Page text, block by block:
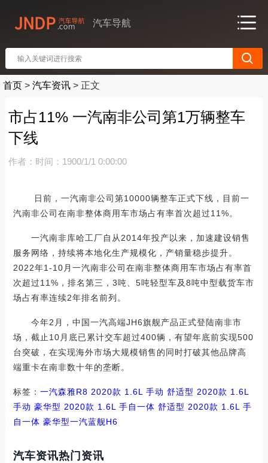
汽车导航
首页 > 汽车资讯 > 正文
市占11% 一汽南非公司第1万辆整车
下线
作者： 时间：1900/1/1 0:00:00
日前，一汽南非公司第10000辆整车正式下线，目前一
汽南非公司在南非整体商用车市场占有率首次超过11%。
一汽南非库哈工厂自从2014年投产以来，加速建设销售
服务网络，持续将本地化生产规模化，产销量稳步提升。
2022年1-10月一汽南非公司在南非整体商用车市场占有率首
次超过11%，排名第三，3吨、5吨轻型车及8吨中型载货车市
场占有率连续2年排名前列。
今年2月，中国一汽高端JH6旗舰产品正式登陆南非市
场，截止10月底已累计交车超过400辆，有望年底前实现500
台突破，在实现海外市场大规模销售的同时打破其他品牌高
端重卡在南非数十年的垄断。
标签： 一汽森雅R8 2020款 1.6L 手动 舒适型 2020款 1.6L
手动 豪华型 2020款 1.6L 手自一体 舒适型 2020款 1.6L 手
自一体 豪华型一汽蓝舰H6
汽车资讯热门资讯